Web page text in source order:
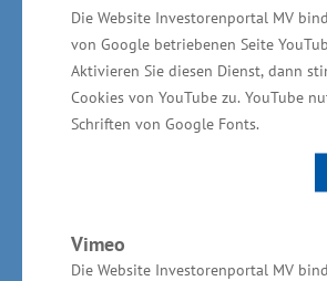
Die Website Investorenportal MV
von Google betriebenen Seite
Aktivieren Sie diesen Dienst, dann
Cookies von YouTube zu. YouTube
Schriften von Google Fonts.
Vimeo
Die Website Investorenportal MV
mit dem diesjährigen
Zeitung für kommunale
Kategorie „Energie“
„Blaupause für die
kommunaler Energieversorger
Treiber für die Wärmewende in
gewürdigt. „Neben einer
Stromversorgung ist vor allem